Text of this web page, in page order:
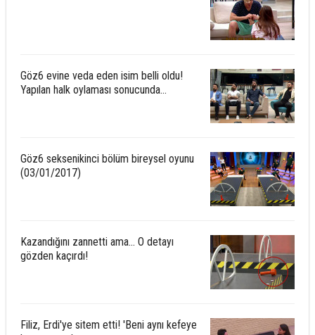
Göz6 evine veda eden isim belli oldu!
Yapılan halk oylaması sonucunda...
Göz6 seksenikinci bölüm bireysel oyunu
(03/01/2017)
Kazandığını zannetti ama... O detayı
gözden kaçırdı!
Filiz, Erdi'ye sitem etti! 'Beni aynı kefeye